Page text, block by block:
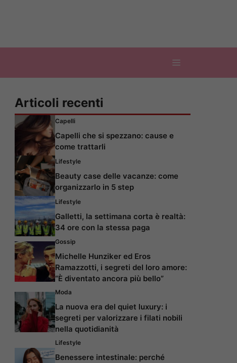
Articoli recenti
Capelli
Capelli che si spezzano: cause e
come trattarli
Lifestyle
Beauty case delle vacanze: come
organizzarlo in 5 step
Lifestyle
Galletti, la settimana corta è realtà:
34 ore con la stessa paga
Gossip
Michelle Hunziker ed Eros
Ramazzotti, i segreti del loro amore:
“È diventato ancora più bello”
Moda
La nuova era del quiet luxury: i
segreti per valorizzare i filati nobili
nella quotidianità
Lifestyle
Benessere intestinale: perché